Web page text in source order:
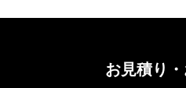
お見積り